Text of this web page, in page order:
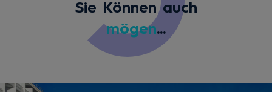
Sie Können auch
mögen...